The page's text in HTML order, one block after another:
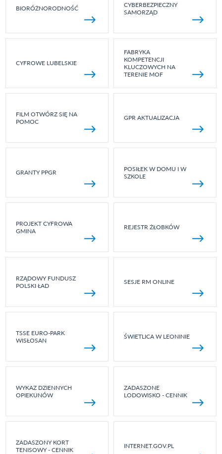
BIORÓŻNORODNOŚĆ
CYBERBEZPIECZNY
SAMORZĄD
CYFROWE LUBELSKIE
FABRYKA
KOMPETENCJI
KLUCZOWYCH NA
TERENIE MOF
FILM OTWÓRZ SIĘ NA
POMOC
GPR AKTUALIZACJA
GRANTY PPGR
POSIŁEK W DOMU I W
SZKOLE
PROJEKT CYFROWA
GMINA
REJESTR ŻŁOBKÓW
RZĄDOWY FUNDUSZ
POLSKI ŁAD
SESJE RM ONLINE
TSSE EURO-PARK
WISŁOSAN
ŚWIETLICA W LEONINIE
WYKAZ DZIENNYCH
OPIEKUNÓW
ZADASZONE
LODOWISKO - CENNIK
ZADASZONY KORT
TENISOWY - CENNIK
INTERNET.GOV.PL